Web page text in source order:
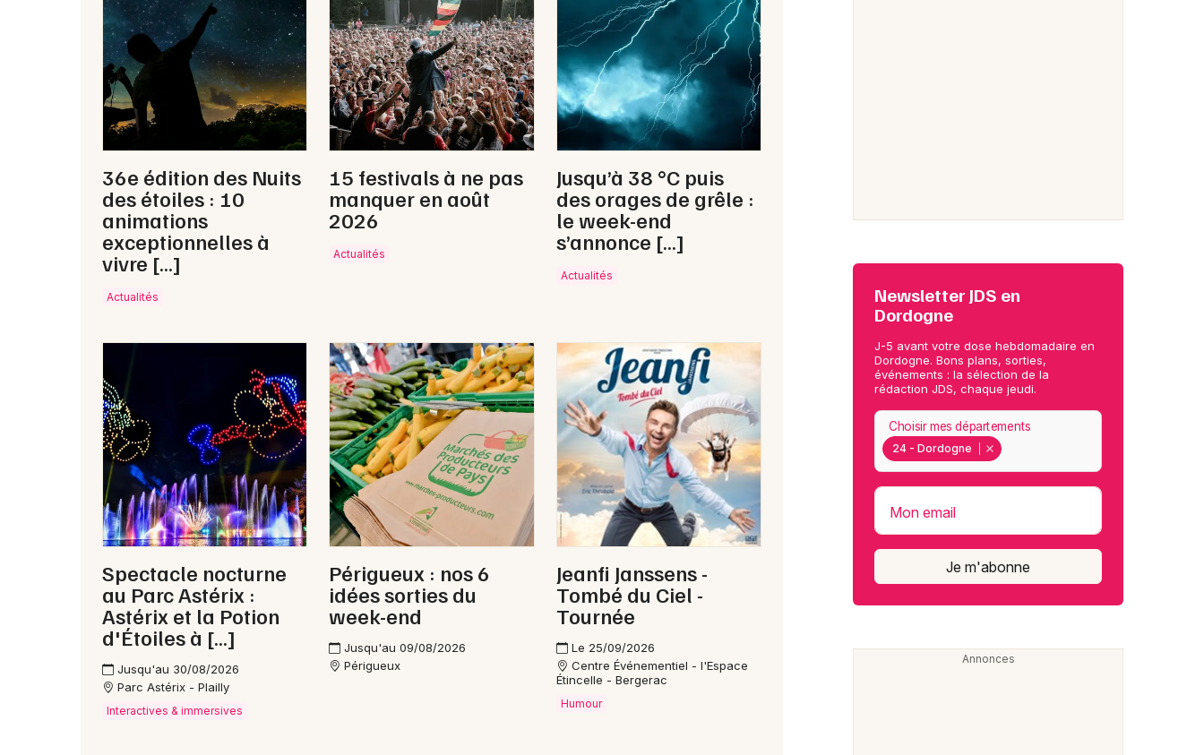
Newsletter des sorties
Artistes en tournée
Actus en Dordogne
Magazine en Dordogne
24 - Dordogne
Choisir mes départements
Mon email
Je m'abonne
36e édition des Nuits
des étoiles : 10
animations
exceptionnelles à
vivre […]
Actualités
15 festivals à ne pas
manquer en août
2026
Actualités
Jusqu’à 38 °C puis
des orages de grêle :
le week-end
s’annonce […]
Actualités
Spectacle nocturne
au Parc Astérix :
Astérix et la Potion
d'Étoiles à […]
Jusqu'au 30/08/2026
Parc Astérix - Plailly
Interactives & immersives
Périgueux : nos 6
idées sorties du
week-end
Jusqu'au 09/08/2026
Périgueux
Jeanfi Janssens -
Tombé du Ciel -
Tournée
Le 25/09/2026
Centre Événementiel - l'Espace
Étincelle - Bergerac
Humour
Newsletter JDS en
Dordogne
J-5 avant votre dose hebdomadaire en
Dordogne. Bons plans, sorties,
événements : la sélection de la
rédaction JDS, chaque jeudi.
24 - Dordogne
Choisir mes départements
Mon email
Je m'abonne